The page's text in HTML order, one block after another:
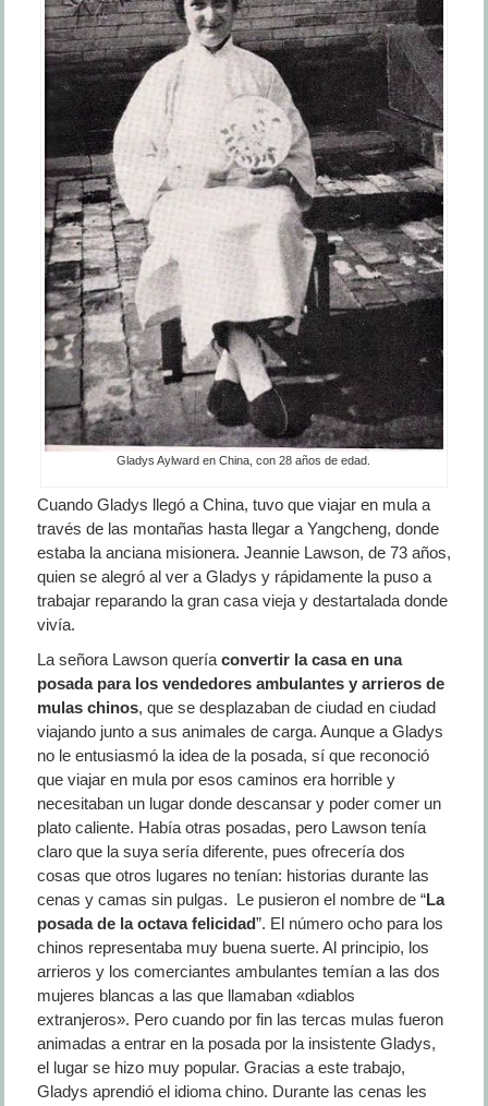
Gladys Aylward en China, con 28 años de edad.
Cuando Gladys llegó a China, tuvo que viajar en mula a
través de las montañas hasta llegar a Yangcheng, donde
estaba la anciana misionera. Jeannie Lawson, de 73 años,
quien se alegró al ver a Gladys y rápidamente la puso a
trabajar reparando la gran casa vieja y destartalada donde
vivía.
La señora Lawson quería convertir la casa en una
posada para los vendedores ambulantes y arrieros de
mulas chinos, que se desplazaban de ciudad en ciudad
viajando junto a sus animales de carga. Aunque a Gladys
no le entusiasmó la idea de la posada, sí que reconoció
que viajar en mula por esos caminos era horrible y
necesitaban un lugar donde descansar y poder comer un
plato caliente. Había otras posadas, pero Lawson tenía
claro que la suya sería diferente, pues ofrecería dos
cosas que otros lugares no tenían: historias durante las
cenas y camas sin pulgas. Le pusieron el nombre de “La
posada de la octava felicidad”. El número ocho para los
chinos representaba muy buena suerte. Al principio, los
arrieros y los comerciantes ambulantes temían a las dos
mujeres blancas a las que llamaban «diablos
extranjeros». Pero cuando por fin las tercas mulas fueron
animadas a entrar en la posada por la insistente Gladys,
el lugar se hizo muy popular. Gracias a este trabajo,
Gladys aprendió el idioma chino. Durante las cenas les